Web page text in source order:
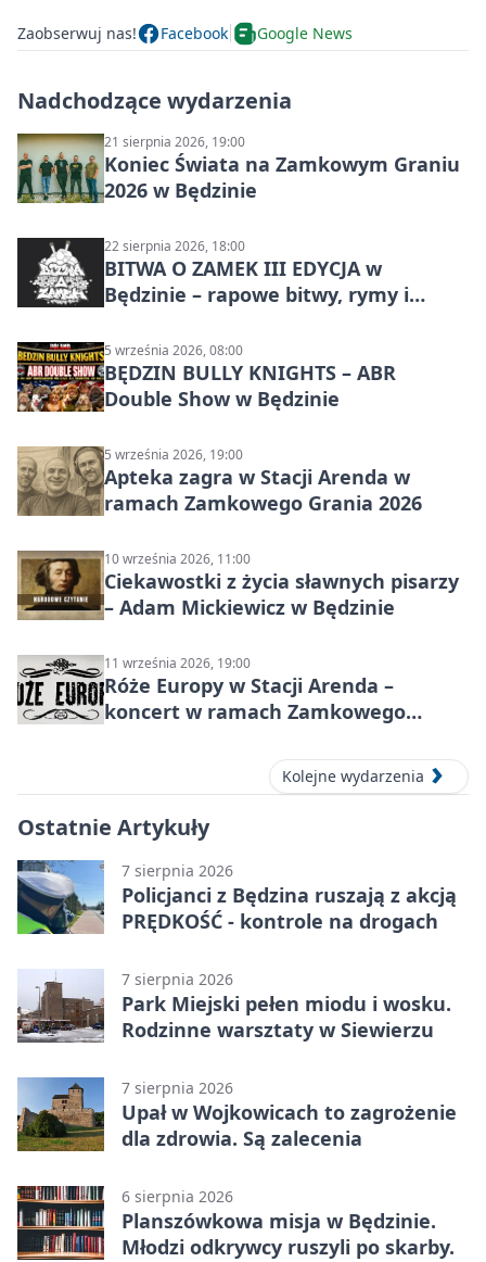
Zaobserwuj nas! Facebook Google News
Nadchodzące wydarzenia
21 sierpnia 2026, 19:00
Koniec Świata na Zamkowym Graniu
2026 w Będzinie
22 sierpnia 2026, 18:00
BITWA O ZAMEK III EDYCJA w
Będzinie – rapowe bitwy, rymy i
5 września 2026, 08:00
BĘDZIN BULLY KNIGHTS – ABR
Double Show w Będzinie
5 września 2026, 19:00
Apteka zagra w Stacji Arenda w
ramach Zamkowego Grania 2026
10 września 2026, 11:00
Ciekawostki z życia sławnych pisarzy
– Adam Mickiewicz w Będzinie
11 września 2026, 19:00
Róże Europy w Stacji Arenda –
koncert w ramach Zamkowego
Kolejne wydarzenia
Ostatnie Artykuły
7 sierpnia 2026
Policjanci z Będzina ruszają z akcją
PRĘDKOŚĆ - kontrole na drogach
7 sierpnia 2026
Park Miejski pełen miodu i wosku.
Rodzinne warsztaty w Siewierzu
7 sierpnia 2026
Upał w Wojkowicach to zagrożenie
dla zdrowia. Są zalecenia
6 sierpnia 2026
Planszówkowa misja w Będzinie.
Młodzi odkrywcy ruszyli po skarby.